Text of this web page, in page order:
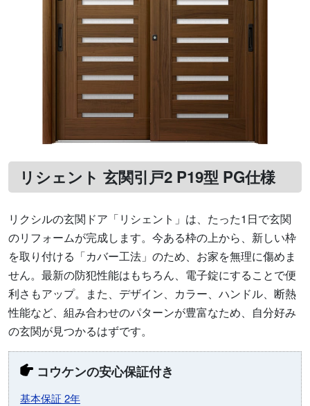
リシェント 玄関引戸2 P19型 PG仕様
リクシルの玄関ドア「リシェント」は、たった1日で玄関
のリフォームが完成します。今ある枠の上から、新しい枠
を取り付ける「カバー工法」のため、お家を無理に傷めま
せん。最新の防犯性能はもちろん、電子錠にすることで便
利さもアップ。また、デザイン、カラー、ハンドル、断熱
性能など、組み合わせのパターンが豊富なため、自分好み
の玄関が見つかるはずです。
コウケンの安心保証付き
基本保証 2年